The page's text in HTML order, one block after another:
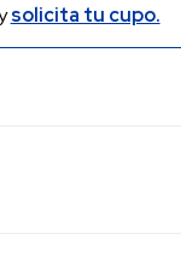
solicita tu cupo.